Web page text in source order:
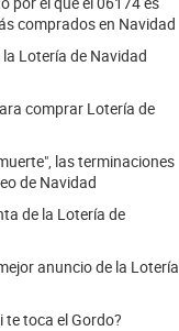
comprados en Navidad
Lotería de Navidad
comprar Lotería de
las terminaciones
de Navidad
de la Lotería de
anuncio de la Lotería
te toca el Gordo?